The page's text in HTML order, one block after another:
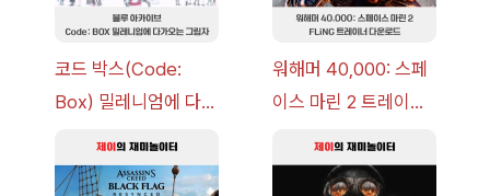
코드 박스(Code:
Box) 밀레니엄에 다가
략 [복각] | 블루 아카
워해머 40,000: 스페
이스 마린 2 트레이너
v14.0+] 다운로드